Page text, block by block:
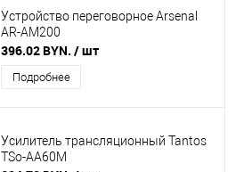
Устройство переговорное Arsenal
AR-AM200
396.02 BYN. / шт
Подробнее
Усилитель трансляционный Tantos
TSo-AA60M